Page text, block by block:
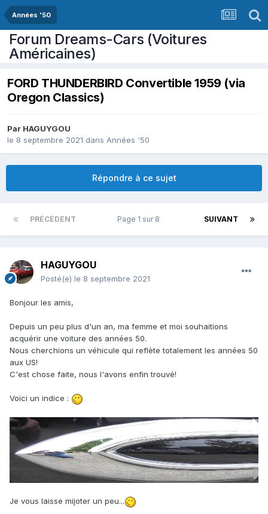
Années '50
Forum Dreams-Cars (Voitures
Américaines)
FORD THUNDERBIRD Convertible 1959 (via
Oregon Classics)
Par HAGUYGOU
le 8 septembre 2021 dans Années '50
Répondre à ce sujet
PRÉCÉDENT SUIVANT
Page 1 sur 8
HAGUYGOU
Posté(e) le 8 septembre 2021
Bonjour les amis,
Depuis un peu plus d'un an, ma femme et moi souhaitions
acquérir une voiture des années 50.
Nous cherchions un véhicule qui reflète totalement les années 50
aux US!
C'est chose faite, nous l'avons enfin trouvé!
Voici un indice :
Je vous laisse mijoter un peu...